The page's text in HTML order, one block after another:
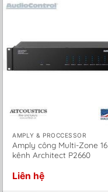
AMPLY & PROCCESSOR
Amply công Multi-Zone 16
kênh Architect P2660
Liên hệ